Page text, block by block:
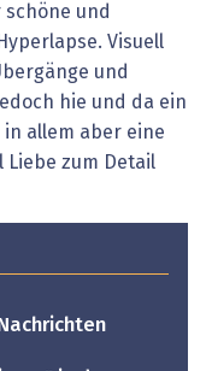
und
Visuell
und
hie und da ein
in allem aber eine
Liebe zum Detail